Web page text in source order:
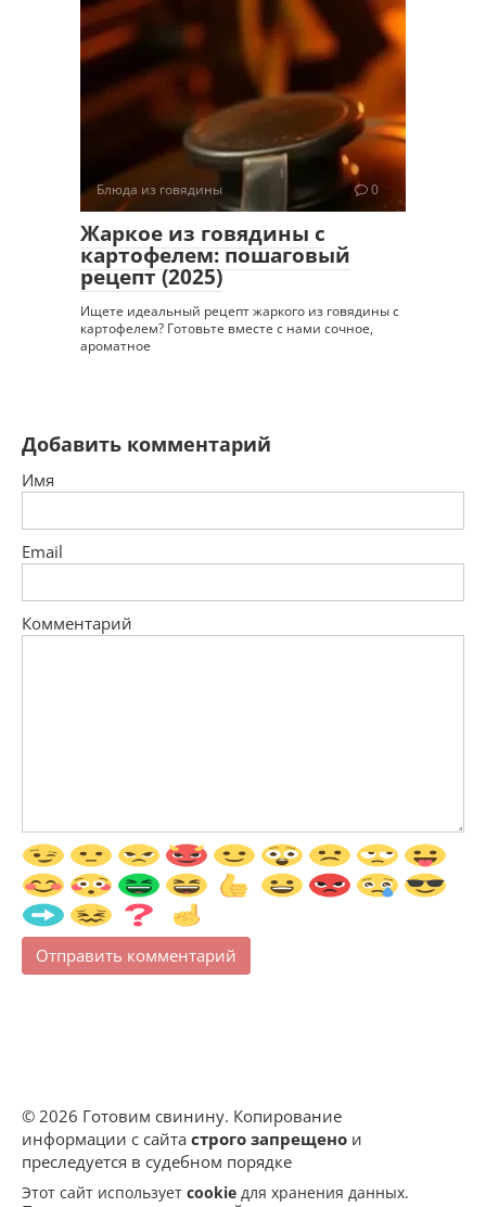
Блюда из говядины 0
Жаркое из говядины с
картофелем: пошаговый
рецепт (2025)
Ищете идеальный рецепт жаркого из говядины с
картофелем? Готовьте вместе с нами сочное,
ароматное
Добавить комментарий
Имя
Email
Комментарий
© 2026 Готовим свинину. Копирование
информации с сайта строго запрещено и
преследуется в судебном порядке
Этот сайт использует cookie для хранения данных.